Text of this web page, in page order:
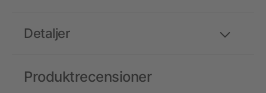
Detaljer
Produktrecensioner